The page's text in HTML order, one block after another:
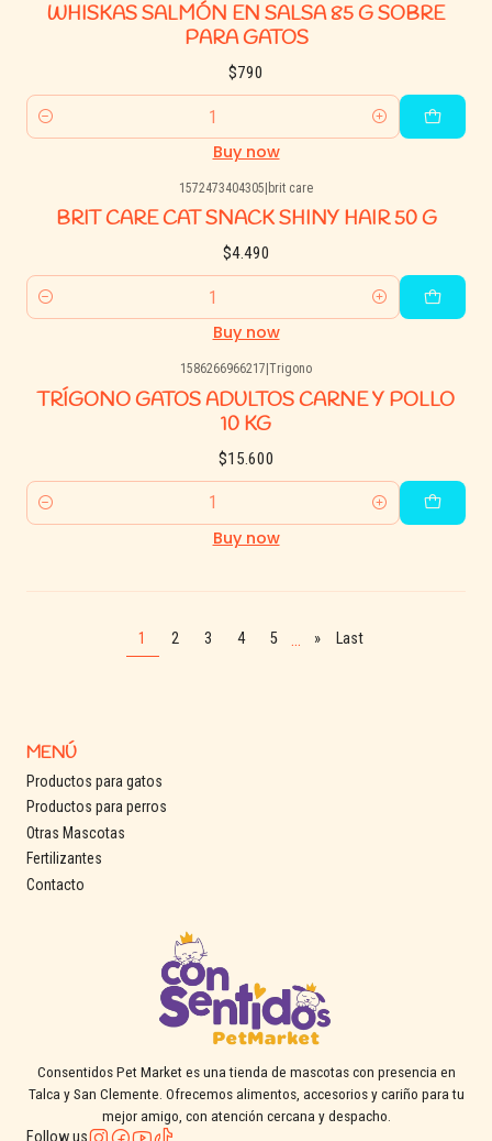
WHISKAS SALMÓN EN SALSA 85 G SOBRE
PARA GATOS
$790
Quantity
Buy now
1572473404305 brit care
BRIT CARE CAT SNACK SHINY HAIR 50 G
$4.490
Quantity
Buy now
1586266966217 Trigono
TRÍGONO GATOS ADULTOS CARNE Y POLLO
10 KG
$15.600
Quantity
Buy now
1 2 3 4 5 ... » Last
MENÚ
Productos para gatos
Productos para perros
Otras Mascotas
Fertilizantes
Contacto
Consentidos Pet Market es una tienda de mascotas con presencia en
Talca y San Clemente. Ofrecemos alimentos, accesorios y cariño para tu
mejor amigo, con atención cercana y despacho.
Follow us